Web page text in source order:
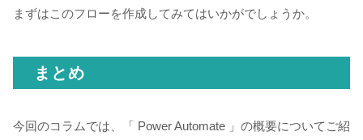
まずはこのフローを作成してみてはいかがでしょうか。
まとめ
今回のコラムでは、「 Power Automate 」の概要についてご紹